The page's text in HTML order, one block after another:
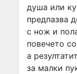
душа или
предпазва
с нож и
повечето
а
за малки